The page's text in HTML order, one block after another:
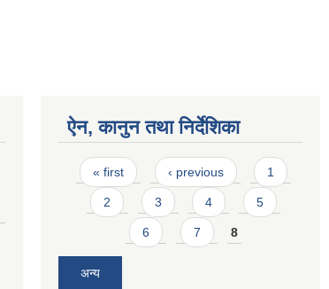
ऐन, कानुन तथा निर्देशिका
Pages
« first ‹ previous 1
2 3 4 5
6 7 8
अन्य